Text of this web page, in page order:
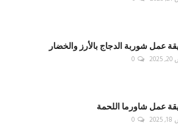
عمل شوربة الدجاج بالأرز والخضار
0
عمل شاورما اللحمة
0